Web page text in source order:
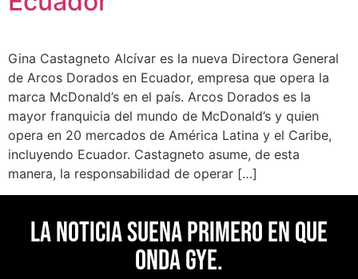
Gina Castagneto Alcívar es la nueva Directora General
de Arcos Dorados en Ecuador, empresa que opera la
marca McDonald’s en el país. Arcos Dorados es la
mayor franquicia del mundo de McDonald’s y quien
opera en 20 mercados de América Latina y el Caribe,
incluyendo Ecuador. Castagneto asume, de esta
manera, la responsabilidad de operar […]
La noticia suena primero en Que
Onda Gye.